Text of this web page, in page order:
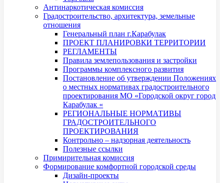
Антинаркотическая комиссия
Градостроительство, архитектура, земельные
отношения
Генеральный план г.Карабулак
ПРОЕКТ ПЛАНИРОВКИ ТЕРРИТОРИИ
РЕГЛАМЕНТЫ
Правила землепользования и застройки
Программы комплексного развития
Постановление об утверждении Положениях
о местных нормативах градостроительного
проектирования МО «Городской округ город
Карабулак «
РЕГИОНАЛЬНЫЕ НОРМАТИВЫ
ГРАДОСТРОИТЕЛЬНОГО
ПРОЕКТИРОВАНИЯ
Контрольно – надзорная деятельность
Полезные ссылки
Примирительная комиссия
Формирование комфортной городской среды
Дизайн-проекты